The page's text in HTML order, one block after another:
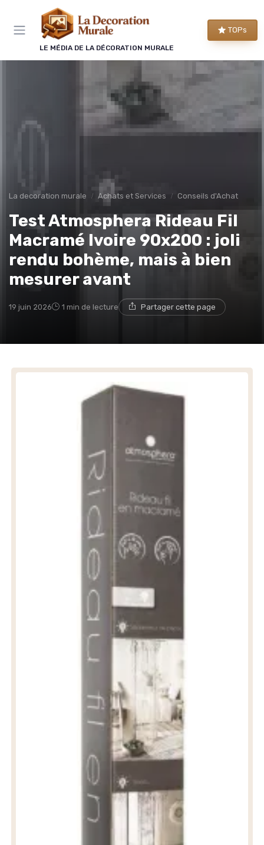
LE MÉDIA DE LA DÉCORATION MURALE
TOPs
La decoration murale Achats et Services Conseils d'Achat
Test Atmosphera Rideau Fil
Macramé Ivoire 90x200 : joli
rendu bohème, mais à bien
mesurer avant
19 juin 2026 1 min de lecture Partager cette page
Panneau de gestion des cookies